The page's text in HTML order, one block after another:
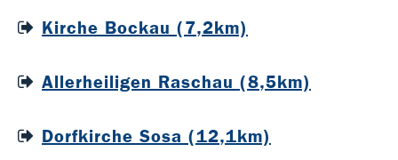
Kirche Bockau (7,2km)
Allerheiligen Raschau (8,5km)
Dorfkirche Sosa (12,1km)